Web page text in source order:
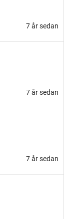
7 år sedan
7 år sedan
7 år sedan